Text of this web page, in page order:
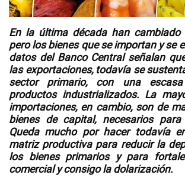
Videos
NEWSLETTERS
En la última década han cambiado
pero los bienes que se importan y se
datos del Banco Central señalan
las exportaciones, todavía se
sector primario, con una
productos industrializados. La
importaciones, en cambio, son de
bienes de capital, necesarios
Queda mucho por hacer todavía
matriz productiva para reducir la
los bienes primarios y para
comercial y consigo la dolarización.